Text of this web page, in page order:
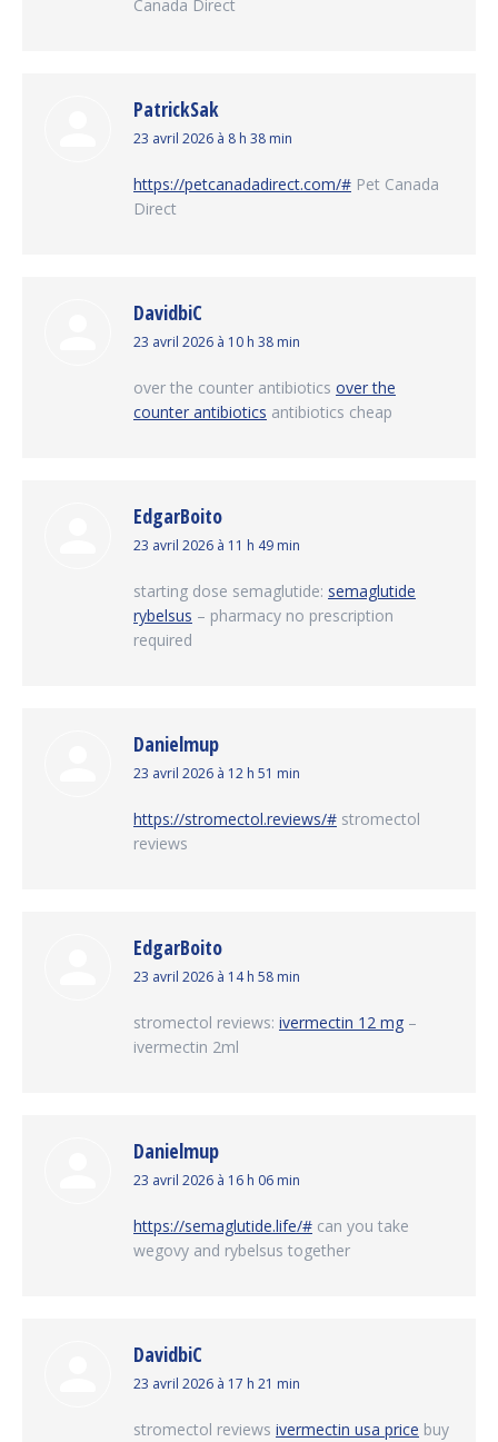
Canada Direct
PatrickSak
dit
23 avril 2026 à 8 h 38 min
https://petcanadadirect.com/# Pet Canada
Direct
DavidbiC
dit
23 avril 2026 à 10 h 38 min
over the counter antibiotics over the
counter antibiotics antibiotics cheap
EdgarBoito
dit
23 avril 2026 à 11 h 49 min
starting dose semaglutide: semaglutide
rybelsus – pharmacy no prescription
required
Danielmup
dit
23 avril 2026 à 12 h 51 min
https://stromectol.reviews/# stromectol
reviews
EdgarBoito
dit
23 avril 2026 à 14 h 58 min
stromectol reviews: ivermectin 12 mg –
ivermectin 2ml
Danielmup
dit
23 avril 2026 à 16 h 06 min
https://semaglutide.life/# can you take
wegovy and rybelsus together
DavidbiC
dit
23 avril 2026 à 17 h 21 min
stromectol reviews ivermectin usa price buy